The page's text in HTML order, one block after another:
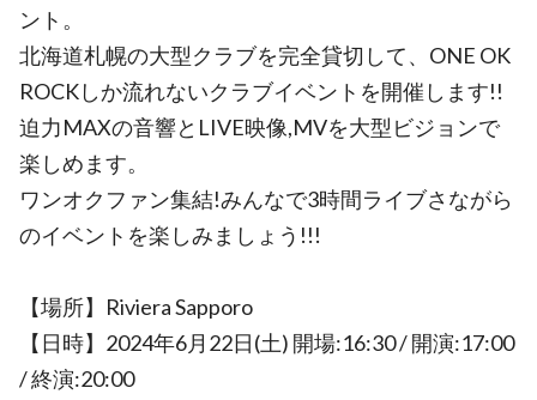
ント。
北海道札幌の大型クラブを完全貸切して、ONE OK
ROCKしか流れないクラブイベントを開催します!!
迫力MAXの音響とLIVE映像,MVを大型ビジョンで
楽しめます。
ワンオクファン集結!みんなで3時間ライブさながら
のイベントを楽しみましょう!!!
【場所】Riviera Sapporo
【日時】2024年6月22日(土) 開場:16:30 / 開演:17:00
/ 終演:20:00